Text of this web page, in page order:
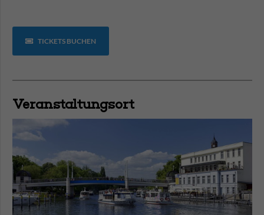
TICKETS BUCHEN
Veranstaltungsort